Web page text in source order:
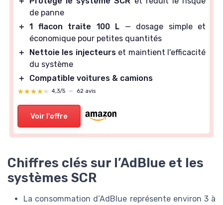
de panne
＋ 1 flacon traite 100 L — dosage simple et
économique pour petites quantités
＋
Nettoie les injecteurset maintient l'efficacité
du système
＋
Compatible voitures & camions
★★★★★
★★★★★ 4,3/5 — 62 avis
Voir l'offre
Chiffres clés sur l’AdBlue et les
systèmes SCR
La consommation d’AdBlue représente environ 3 à